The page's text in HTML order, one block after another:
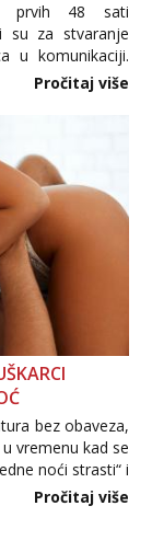
prvih 48 sati
su za stvaranje
u komunikaciji.
ili intimnih
zaslužila to
Pročitaj više
bez obaveza,
vremenu kad se
noći strasti“ i
žene, a što
Pročitaj više